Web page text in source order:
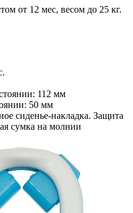
от 12 мес, весом до 25 кг.
112 мм
50 мм
сиденье-накладка. Защита
сумка на молнии